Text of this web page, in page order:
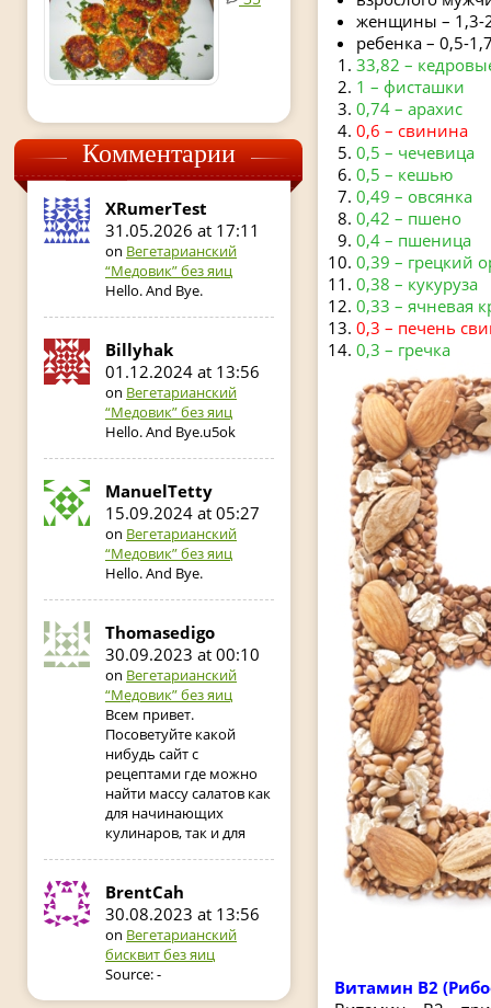
Комментарии
XRumerTest
31.05.2026 at 17:11
on Вегетарианский
“Медовик” без яиц
Hello. And Bye.
Billyhak
01.12.2024 at 13:56
on Вегетарианский
“Медовик” без яиц
Hello. And Bye.u5ok
ManuelTetty
15.09.2024 at 05:27
on Вегетарианский
“Медовик” без яиц
Hello. And Bye.
Thomasedigo
30.09.2023 at 00:10
on Вегетарианский
“Медовик” без яиц
Всем привет.
Посоветуйте какой
нибудь сайт с
рецептами где можно
найти массу салатов как
для начинающих
кулинаров, так и для
BrentCah
30.08.2023 at 13:56
on Вегетарианский
бисквит без яиц
Source: -
женщины – 1,3-
ребенка – 0,5-
33,82 –
1 – фисташки
0,74 – арахис
0,6 – свинина
0,5 – чечевица
0,5 – кешью
0,49 – овсянка
0,42 – пшено
0,4 – пшеница
0,39 – грецкий
0,38 – кукуруза
0,33 – ячневая
0,3 – печень
0,3 – гречка
Витамин В2